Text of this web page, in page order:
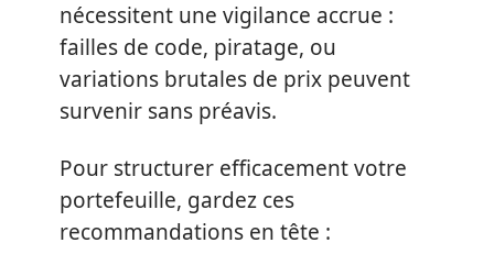
nécessitent une vigilance accrue :
failles de code, piratage, ou
variations brutales de prix peuvent
survenir sans préavis.
Pour structurer efficacement votre
portefeuille, gardez ces
recommandations en tête :